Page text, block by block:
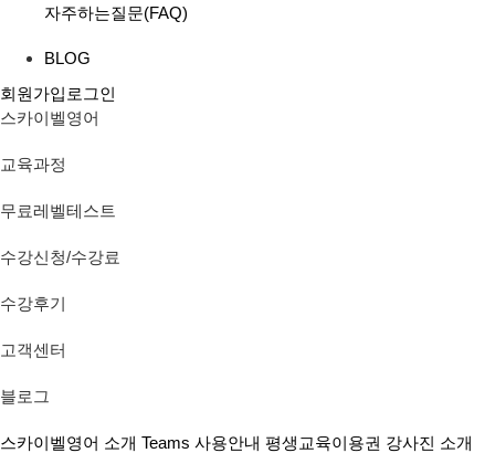
자주하는질문(FAQ)
BLOG
회원가입 로그인
스카이벨영어
교육과정
무료레벨테스트
수강신청/수강료
수강후기
고객센터
블로그
스카이벨영어 소개 Teams 사용안내 평생교육이용권 강사진 소개